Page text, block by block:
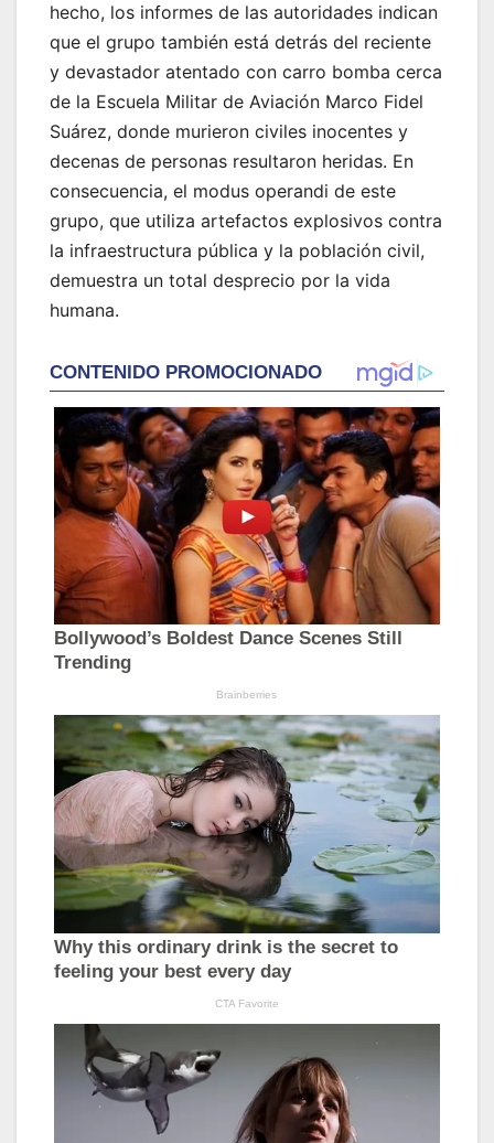
hecho, los informes de las autoridades indican
que el grupo también está detrás del reciente
y devastador atentado con carro bomba cerca
de la Escuela Militar de Aviación Marco Fidel
Suárez, donde murieron civiles inocentes y
decenas de personas resultaron heridas. En
consecuencia, el modus operandi de este
grupo, que utiliza artefactos explosivos contra
la infraestructura pública y la población civil,
demuestra un total desprecio por la vida
humana.